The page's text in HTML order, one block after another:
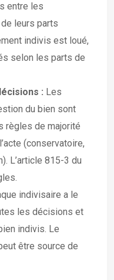
entre les
leurs parts
indivis est loué,
selon les parts de
: Les
du bien sont
règles de majorité
(conservatoire,
L’article 815-3 du
indivisaire a le
les décisions et
indivis. Le
être source de